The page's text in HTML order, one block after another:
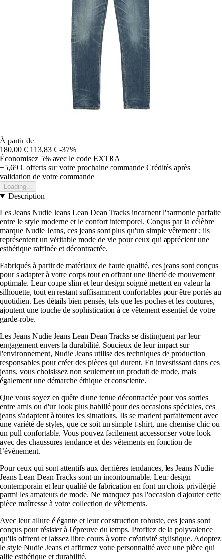
À partir de
180,00 € 113,83 € -37%
Économisez 5% avec le code EXTRA
+5,69 € offerts sur votre prochaine commande Crédités après
validation de votre commande
Loading...
Description
Les Jeans Nudie Jeans Lean Dean Tracks incarnent l'harmonie parfaite
entre le style moderne et le confort intemporel. Conçus par la célèbre
marque Nudie Jeans, ces jeans sont plus qu'un simple vêtement ; ils
représentent un véritable mode de vie pour ceux qui apprécient une
esthétique raffinée et décontractée.
Fabriqués à partir de matériaux de haute qualité, ces jeans sont conçus
pour s'adapter à votre corps tout en offrant une liberté de mouvement
optimale. Leur coupe slim et leur design soigné mettent en valeur la
silhouette, tout en restant suffisamment confortables pour être portés au
quotidien. Les détails bien pensés, tels que les poches et les coutures,
ajoutent une touche de sophistication à ce vêtement essentiel de votre
garde-robe.
Les Jeans Nudie Jeans Lean Dean Tracks se distinguent par leur
engagement envers la durabilité. Soucieux de leur impact sur
l'environnement, Nudie Jeans utilise des techniques de production
responsables pour créer des pièces qui durent. En investissant dans ces
jeans, vous choisissez non seulement un produit de mode, mais
également une démarche éthique et consciente.
Que vous soyez en quête d'une tenue décontractée pour vos sorties
entre amis ou d'un look plus habillé pour des occasions spéciales, ces
jeans s'adaptent à toutes les situations. Ils se marient parfaitement avec
une variété de styles, que ce soit un simple t-shirt, une chemise chic ou
un pull confortable. Vous pouvez facilement accessoriser votre look
avec des chaussures tendance et des vêtements en fonction de
l’événement.
Pour ceux qui sont attentifs aux dernières tendances, les Jeans Nudie
Jeans Lean Dean Tracks sont un incontournable. Leur design
contemporain et leur qualité de fabrication en font un choix privilégié
parmi les amateurs de mode. Ne manquez pas l'occasion d'ajouter cette
pièce maîtresse à votre collection de vêtements.
Avec leur allure élégante et leur construction robuste, ces jeans sont
conçus pour résister à l'épreuve du temps. Profitez de la polyvalence
qu'ils offrent et laissez libre cours à votre créativité stylistique. Adoptez
le style Nudie Jeans et affirmez votre personnalité avec une pièce qui
allie esthétique et durabilité.